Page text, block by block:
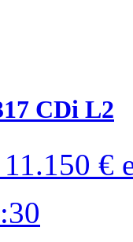
CDi L2
€